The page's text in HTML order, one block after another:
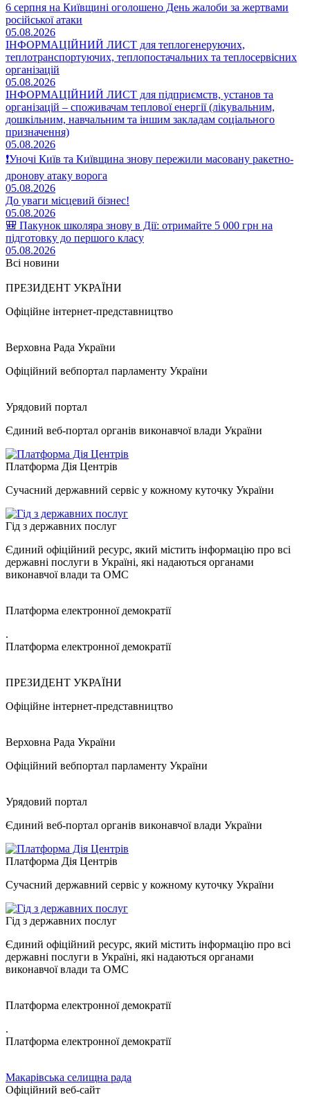
6 серпня на Київщині оголошено День жалоби за жертвами
російської атаки
05.08.2026
ІНФОРМАЦІЙНИЙ ЛИСТ для теплогенеруючих,
теплотранспортуючих, теплопостачальних та теплосервісних
організацій
05.08.2026
ІНФОРМАЦІЙНИЙ ЛИСТ для підприємств, установ та
організацій – споживачам теплової енергії (лікувальним,
дошкільним, навчальним та іншим закладам соціального
призначення)
05.08.2026
❗️Уночі Київ та Київщина знову пережили масовану ракетно-
дронову атаку ворога
05.08.2026
До уваги місцевий бізнес!
05.08.2026
🎒 Пакунок школяра знову в Дії: отримайте 5 000 грн на
підготовку до першого класу
05.08.2026
Всі новини
ПРЕЗИДЕНТ УКРАЇНИ
Офіційне інтернет-представництво
Верховна Рада України
Офіційний вебпортал парламенту України
Урядовий портал
Єдиний веб-портал органів виконавчої влади України
Платформа Дія Центрів
Сучасний державний сервіс у кожному куточку України
Гід з державних послуг
Єдиний офіційний ресурс, який містить інформацію про всі
державні послуги в Україні, які надаються органами
виконавчої влади та ОМС
Платформа електронної демократії
.
Платформа електронної демократії
ПРЕЗИДЕНТ УКРАЇНИ
Офіційне інтернет-представництво
Верховна Рада України
Офіційний вебпортал парламенту України
Урядовий портал
Єдиний веб-портал органів виконавчої влади України
Платформа Дія Центрів
Сучасний державний сервіс у кожному куточку України
Гід з державних послуг
Єдиний офіційний ресурс, який містить інформацію про всі
державні послуги в Україні, які надаються органами
виконавчої влади та ОМС
Платформа електронної демократії
.
Платформа електронної демократії
Макарівська селищна рада
Офіційний веб-сайт